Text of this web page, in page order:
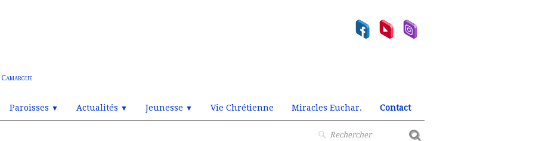
Paroisses ▼ Actualités ▼ Jeunesse ▼ Vie Chrétienne Miracles Euchar. Contact